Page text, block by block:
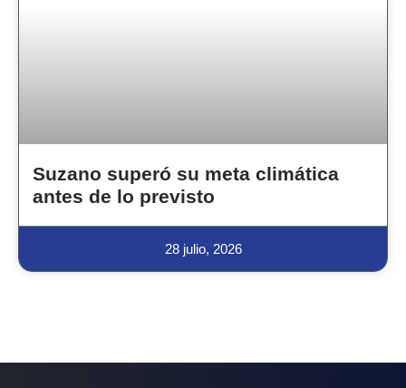
Suzano superó su meta climática
antes de lo previsto
28 julio, 2026